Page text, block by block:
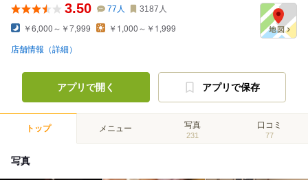
3.50 77 人 3187 人
￥6,000～￥7,999 ￥1,000～￥1,999
店舗情報（詳細）
アプリで開く アプリで保存
トップ メニュー 写真
231
口コミ
77
写真